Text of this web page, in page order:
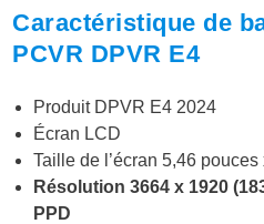
Caractéristique de
PCVR DPVR E4
Produit DPVR E4 2024
Écran LCD
Taille de l’écran 5,46 pouces
Résolution 3664 x 1920
PPD